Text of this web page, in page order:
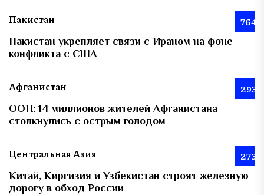
Пакистан 764
Пакистан укрепляет связи с Ираном на фоне
конфликта с США
Афганистан 293
ООН: 14 миллионов жителей Афганистана
столкнулись с острым голодом
Центральная Азия 273
Китай, Киргизия и Узбекистан строят железную
дорогу в обход России